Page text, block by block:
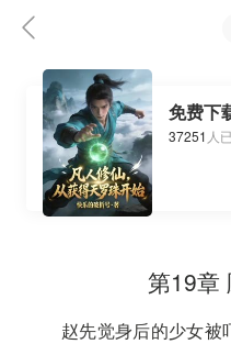
免费下
37251 人
第19章
赵先觉身后的少女被